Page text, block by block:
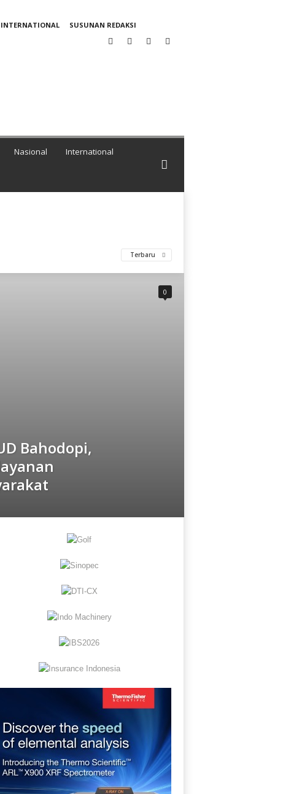
INTERNATIONAL SUSUNAN REDAKSI
Nasional International
Terbaru
Bahodopi,
0